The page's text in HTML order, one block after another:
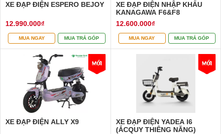
XE ĐẠP ĐIỆN ESPERO BEJOY
12.990.000₫
MUA NGAY MUA TRẢ GÓP
XE ĐẠP ĐIỆN NHẬP KHẨU
KANAGAWA F6&F8
12.600.000₫
MUA NGAY MUA TRẢ GÓP
XE ĐẠP ĐIỆN ALLY X9
XE ĐẠP ĐIỆN YADEA I6
(ẮCQUY THIÊNG NĂNG)